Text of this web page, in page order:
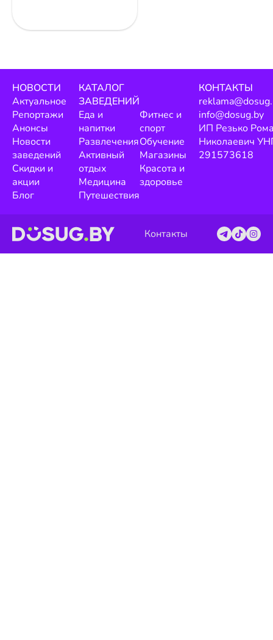
НОВОСТИ
Актуальное
Репортажи
Анонсы
Новости
заведений
Скидки и
акции
Блог
КАТАЛОГ
ЗАВЕДЕНИЙ
Еда и
напитки
Развлечения
Активный
отдых
Медицина
Путешествия
Фитнес и
спорт
Обучение
Магазины
Красота и
здоровье
КОНТАКТЫ
info@dosug.by
ИП Резько
Николаевич
291573618
Контакты